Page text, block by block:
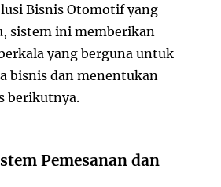
Bisnis Otomotif yang
sistem ini memberikan
yang berguna untuk
bisnis dan menentukan
berikutnya.
Pemesanan dan